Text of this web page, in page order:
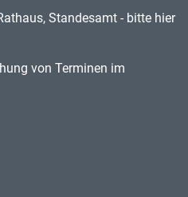
Standesamt - bitte hier
von Terminen im